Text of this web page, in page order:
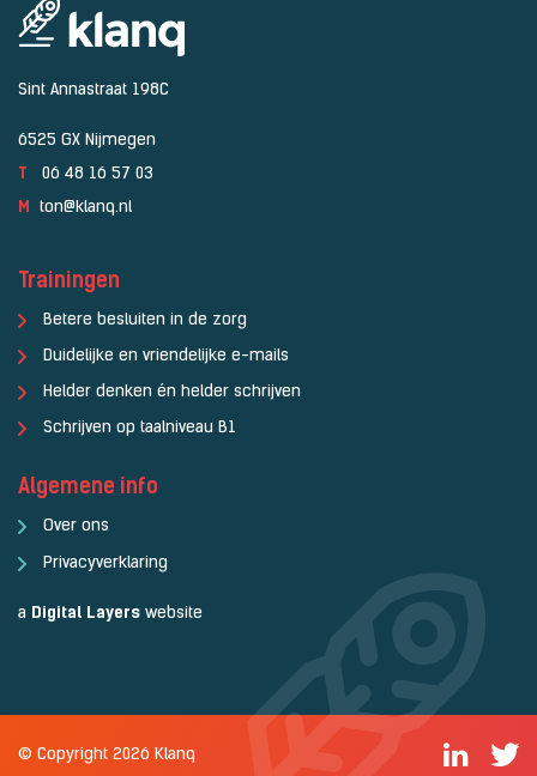
Sint Annastraat 198C
6525 GX Nijmegen
T
06 48 16 57 03
M ton@klanq.nl
Trainingen
Betere besluiten in de zorg
Duidelijke en vriendelijke e-mails
Helder denken én helder schrijven
Schrijven op taalniveau B1
Algemene info
Over ons
Privacyverklaring
a Digital Layers website
© Copyright 2026 Klanq